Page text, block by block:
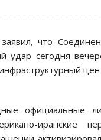
заявил, что
удар сегодня
официальные
иранские